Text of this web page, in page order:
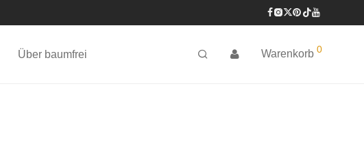
Über baumfrei Warenkorb 0